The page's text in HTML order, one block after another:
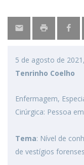
5 de agosto de
Tenrinho Coelho
Enfermagem,
Cirúrgica: Pessoa
Tema: Nível de
de vestígios